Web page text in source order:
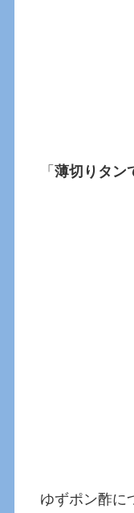
「薄切りタン
ゆずポン酢に